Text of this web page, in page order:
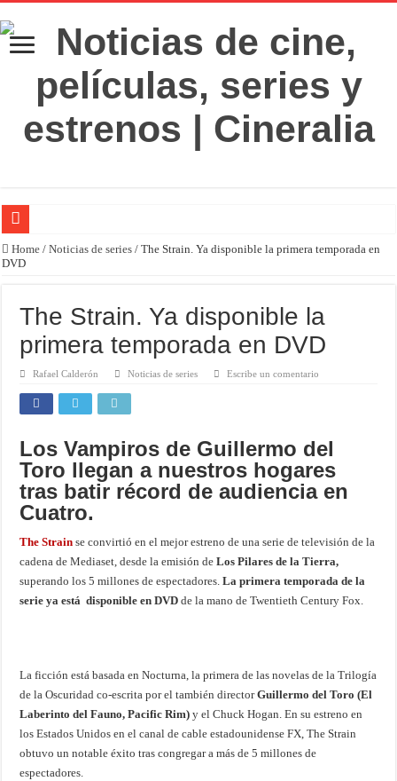
‘El Diablo se viste de Prada 2’. Desaparece la magia
‘La Asistenta’. Dúo perfecto
Crítica de Spider-Man: Brand new day. Un gran poder conlleva una gran película
‘Supergirl’. De 7’5 con fresquito
Home / Noticias de series / The Strain. Ya disponible la primera temporada en
DVD
The Strain. Ya disponible la
primera temporada en DVD
Rafael Calderón Noticias de series Escribe un comentario
Los Vampiros de Guillermo del
Toro llegan a nuestros hogares
tras batir récord de audiencia en
Cuatro.
The Strain se convirtió en el mejor estreno de una serie de televisión de la
cadena de Mediaset, desde la emisión deLos Pilares de la Tierra,
superando los 5 millones de espectadores.La primera temporada de la
serie ya está disponible en DVD de la mano de Twentieth Century Fox.
La ficción está basada en Nocturna, la primera de las novelas de la Trilogía
de la Oscuridad co-escrita por el también directorGuillermo del Toro (El
Laberinto del Fauno, Pacific Rim) y el Chuck Hogan. En su estreno en
los Estados Unidos en el canal de cable estadounidense FX, The Strain
obtuvo un notable éxito tras congregar a más de 5 millones de
espectadores.